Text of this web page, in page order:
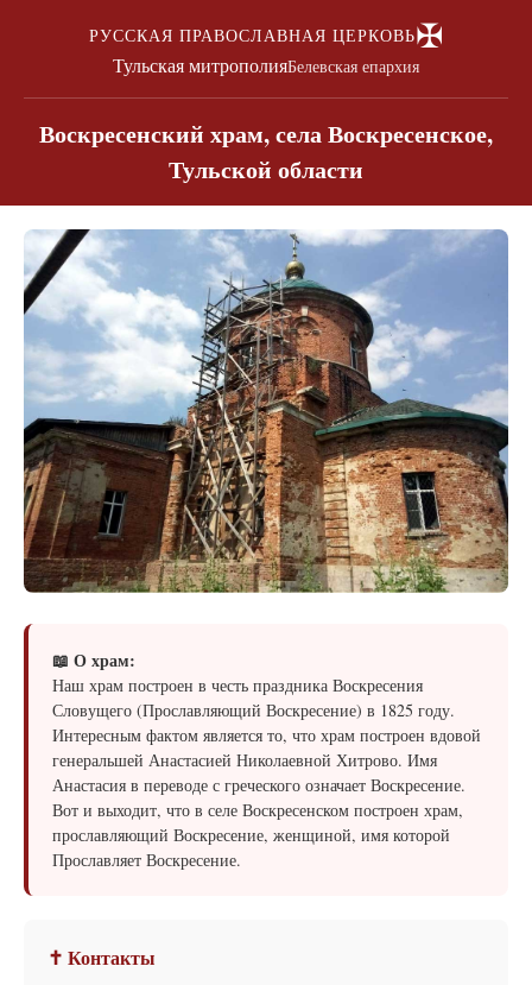
РУССКАЯ ПРАВОСЛАВНАЯ ЦЕРКОВЬ✠
Тульская митрополияБелевская епархия
Воскресенский храм, села Воскресенское,
Тульской области
📖 О храм:
Наш храм построен в честь праздника Воскресения
Словущего (Прославляющий Воскресение) в 1825 году.
Интересным фактом является то, что храм построен вдовой
генеральшей Анастасией Николаевной Хитрово. Имя
Анастасия в переводе с греческого означает Воскресение.
Вот и выходит, что в селе Воскресенском построен храм,
прославляющий Воскресение, женщиной, имя которой
Прославляет Воскресение.
✝ Контакты